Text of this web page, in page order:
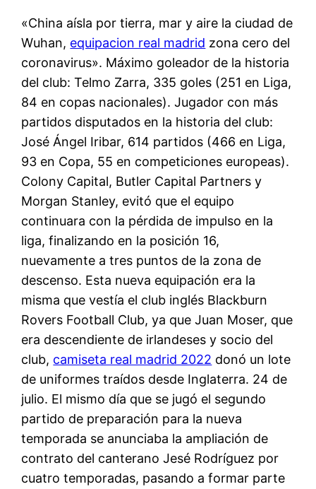
«China aísla por tierra, mar y aire la ciudad de
Wuhan, equipacion real madrid zona cero del
coronavirus». Máximo goleador de la historia
del club: Telmo Zarra, 335 goles (251 en Liga,
84 en copas nacionales). Jugador con más
partidos disputados en la historia del club:
José Ángel Iribar, 614 partidos (466 en Liga,
93 en Copa, 55 en competiciones europeas).
Colony Capital, Butler Capital Partners y
Morgan Stanley, evitó que el equipo
continuara con la pérdida de impulso en la
liga, finalizando en la posición 16,
nuevamente a tres puntos de la zona de
descenso. Esta nueva equipación era la
misma que vestía el club inglés Blackburn
Rovers Football Club, ya que Juan Moser, que
era descendiente de irlandeses y socio del
club, camiseta real madrid 2022 donó un lote
de uniformes traídos desde Inglaterra. 24 de
julio. El mismo día que se jugó el segundo
partido de preparación para la nueva
temporada se anunciaba la ampliación de
contrato del canterano Jesé Rodríguez por
cuatro temporadas, pasando a formar parte